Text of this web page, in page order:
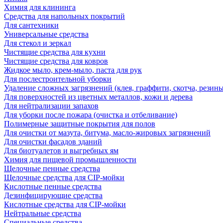
Химия для клининга
Средства для напольных покрытий
Для сантехники
Универсальные средства
Для стекол и зеркал
Чистящие средства для кухни
Чистящие средства для ковров
Жидкое мыло, крем-мыло, паста для рук
Для послестроительной уборки
Удаление сложных загрязнений (клея, граффити, скотча,
Для поверхностей из цветных металлов, кожи и дерева
Для нейтрализации запахов
Для уборки после пожара (очистка и отбеливание)
Полимерные защитные покрытия для полов
Для очистки от мазута, битума, масло-жировых загрязнений
Для очистки фасадов зданий
Для биотуалетов и выгребных ям
Химия для пищевой промышленности
Щелочные пенные средства
Щелочные средства для CIP-мойки
Кислотные пенные средства
Дезинфицирующие средства
Кислотные средства для CIP-мойки
Нейтральные средства